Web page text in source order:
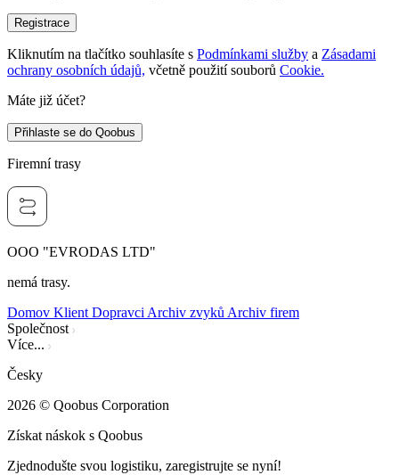
Registrace
Kliknutím na tlačítko souhlasíte s Podmínkami služby a Zásadami
ochrany osobních údajů, včetně použití souborů Cookie.
Máte již účet?
Přihlaste se do Qoobus
Firemní trasy
OOO "EVRODAS LTD"
nemá trasy.
Domov Klient Dopravci Archiv zvyků Archiv firem
Společnost
Více...
Česky
2026 © Qoobus Corporation
Získat náskok s Qoobus
Zjednodušte svou logistiku, zaregistrujte se nyní!